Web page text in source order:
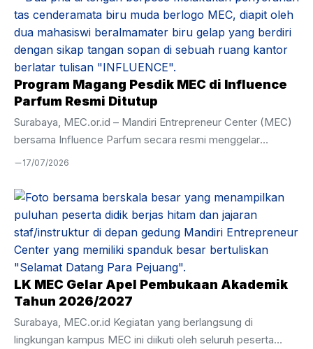
malu akhirnya menjadi penghambat utama untuk mulai
belajar lagi. Pengalaman berbeda justru dirasakan oleh para
peserta di Mandiri Entrepreneur Center (MEC). Di sini,
keterbatasan masa lalu bukan alasan untuk menghentikan
perkembangan. Melalui program keagamaan yang intensif,
belajar Al-Qur’an di MEC menjadi momen titik ...
Program Magang Pesdik MEC di Influence
Parfum Resmi Ditutup
Surabaya, MEC.or.id – Mandiri Entrepreneur Center (MEC)
bersama Influence Parfum secara resmi menggelar
Penutupan Magang Influence Parfum pada Selasa, 7 Juli
magang yang telah berlangsung selama tiga bulan, yakni
mulai 7 April hingga 7 Juli 2026. Acara penutupan dihadiri
oleh perwakilan Influence Parfum, Bapak Zulfi, serta Wakil
Kepala Kesiswaan Mandiri Entrepreneur Center, Ustadz
Hamim. Momen ini sekaligus menjadi ajang evaluasi atas
pelaksanaan magang serta pemenuhan hasil perkembangan
peserta didik selama menjalani pembelajaran langsung ...
17/07/2026
LK MEC Gelar Apel Pembukaan Akademik
Tahun 2026/2027
Surabaya, MEC.or.id Kegiatan yang berlangsung di
lingkungan kampus MEC ini diikuti oleh seluruh peserta